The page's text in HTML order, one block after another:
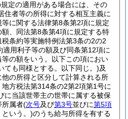
定の適用がある場合には、その
住者等の所得に対する相互主義に
に関する法律第8条第2項に規定
、同法第8条第4項に規定する特
条約等実施特例法第3条の2の2
用利子等の額及び同条第12項に
の額をいう。以下この項におい
ても同様とする。以下同じ。)及
の所得と区分して計算される所
方税法第314条の2第2項第1号に
に当該世帯主の世帯に属する被保
所属者(次号及び第3号並びに第5項
という。)のうち給与所得を有する